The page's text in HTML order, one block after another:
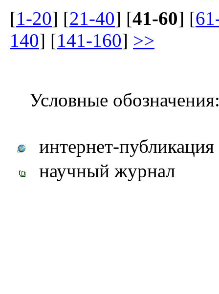
[1-20] [21-40] [41-60] [
140] [141-160] >>
Условные
интернет-публикация
научный журнал